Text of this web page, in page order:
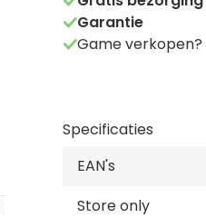
Garantie
Game verkopen?
Specificaties
EAN's
Store only